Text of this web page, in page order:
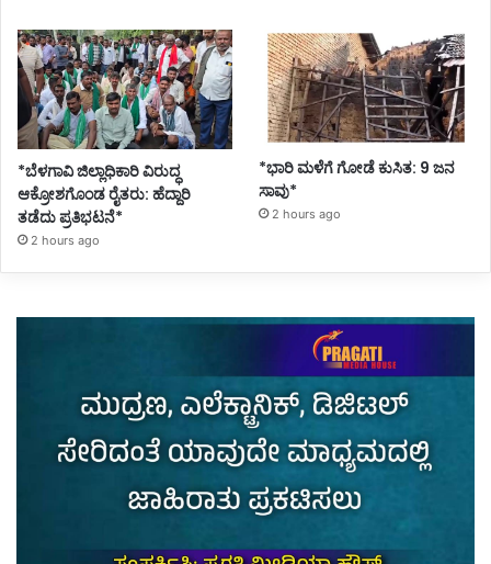
*ಬೆಳಗಾವಿ ಜಿಲ್ಲಾಧಿಕಾರಿ ವಿರುದ್ಧ
ಆಕ್ರೋಶಗೊಂಡ ರೈತರು: ಹೆದ್ದಾರಿ
ತಡೆದು ಪ್ರತಿಭಟನೆ*
2 hours ago
*ಭಾರಿ ಮಳೆಗೆ ಗೋಡೆ ಕುಸಿತ: 9 ಜನ
ಸಾವು*
2 hours ago